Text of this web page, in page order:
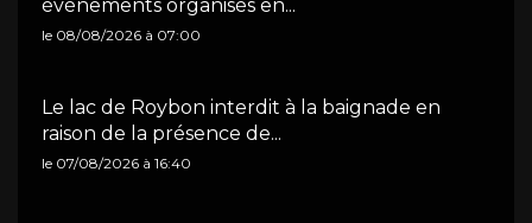
événements organisés en...
le 08/08/2026 à 07:00
Le lac de Roybon interdit à la baignade en
raison de la présence de...
le 07/08/2026 à 16:40